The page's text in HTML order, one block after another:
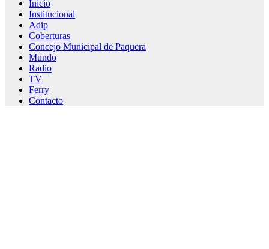
Inicio
Institucional
Adip
Coberturas
Concejo Municipal de Paquera
Mundo
Radio
TV
Ferry
Contacto